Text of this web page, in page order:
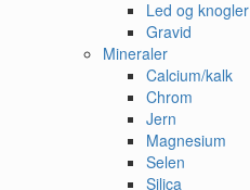
Led og knogler
Gravid
Mineraler
Calcium/kalk
Chrom
Jern
Magnesium
Selen
Silica